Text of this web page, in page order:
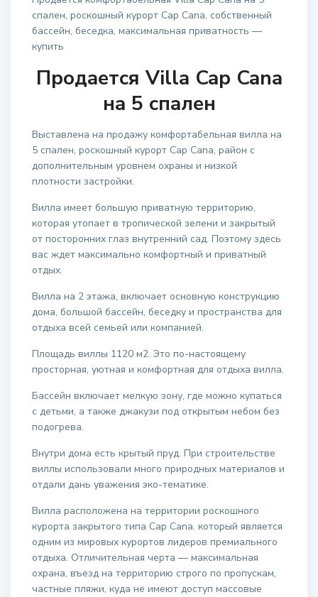
спален, роскошный курорт Cap Cana, собственный
бассейн, беседка, максимальная приватность —
купить
Продается Villa Cap Cana
на 5 спален
Выставлена на продажу комфортабельная вилла на
5 спален, роскошный курорт Cap Cana, район с
дополнительным уровнем охраны и низкой
плотности застройки.
Вилла имеет большую приватную территорию,
которая утопает в тропической зелени и закрытый
от посторонних глаз внутренний сад. Поэтому здесь
вас ждет максимально комфортный и приватный
отдых.
Вилла на 2 этажа, включает основную конструкцию
дома, большой бассейн, беседку и пространства для
отдыха всей семьей или компанией.
Площадь виллы 1120 м2. Это по-настоящему
просторная, уютная и комфортная для отдыха вилла.
Бассейн включает мелкую зону, где можно купаться
с детьми, а также джакузи под открытым небом без
подогрева.
Внутри дома есть крытый пруд. При строительстве
виллы использовали много природных материалов и
отдали дань уважения эко-тематике.
Вилла расположена на территории роскошного
курорта закрытого типа Cap Cana. который является
одним из мировых курортов лидеров премиального
отдыха. Отличительная черта — максимальная
охрана, въезд на территорию строго по пропускам,
частные пляжи, куда не имеют доступ массовые